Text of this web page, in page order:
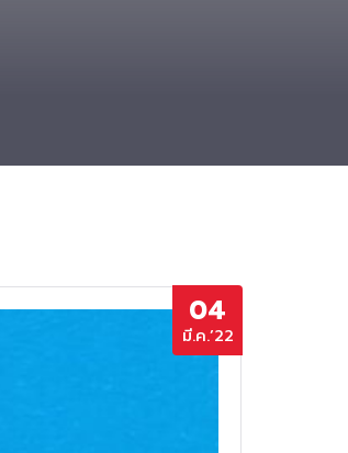
04
มี.ค.’22